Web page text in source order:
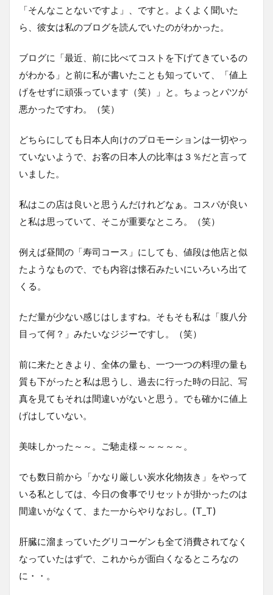
「そんなことないですよ」、ですと。よくよく聞いた
ら、彼女は私のブログを読んでいたのがわかった。
ブログに「最近、前に比べてコストを下げてきているの
がわかる」と前に私が書いたことも知っていて、「値上
げをせずに頑張っています（笑）」と。ちょっとバツが
悪かったですわ。（笑）
どちらにしても日本人向けのプロモーションは一切やっ
ていないようで、お客の日本人の比率は３％だと言って
いました。
私はこの店は良いと思うんだけれどなぁ。コスパが良い
と私は思っていて、そこが重要なところ。（笑）
例えば昼間の「寿司コース」にしても、値段は他店と似
たようなもので、でも内容は懐石みたいにいろいろ出て
くる。
ただ量が少ない感じはしますね。そもそも私は「腹八分
目って何？」みたいなジジーですし。（笑）
前に来たときより、全体の量も、一つ一つの料理の量も
質も下がったと私は思うし、過去に行った時の日記、写
真を見てもそれは間違いがないと思う。でも確かに値上
げはしていない。
美味しかった～～。ご馳走様～～～～～。
でも数日前から「かなり厳しい炭水化物抜き」をやって
いる私としては、今日の食事でリセットが掛かったのは
間違いがなくて、また一からやりなおし。(T_T)
肝臓に溜まっていたグリコーゲンも全て消費されてなく
なっていたはずで、これからが面白くなるところなの
に・・。